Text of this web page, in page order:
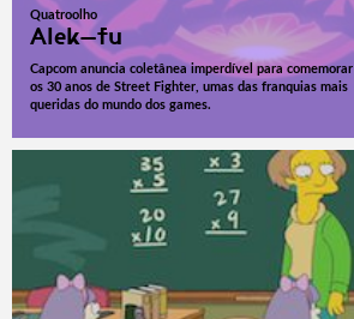
Quatroolho
Alek-fu
Capcom anuncia coletânea imperdível para comemorar
os 30 anos de Street Fighter, umas das franquias mais
queridas do mundo dos games.